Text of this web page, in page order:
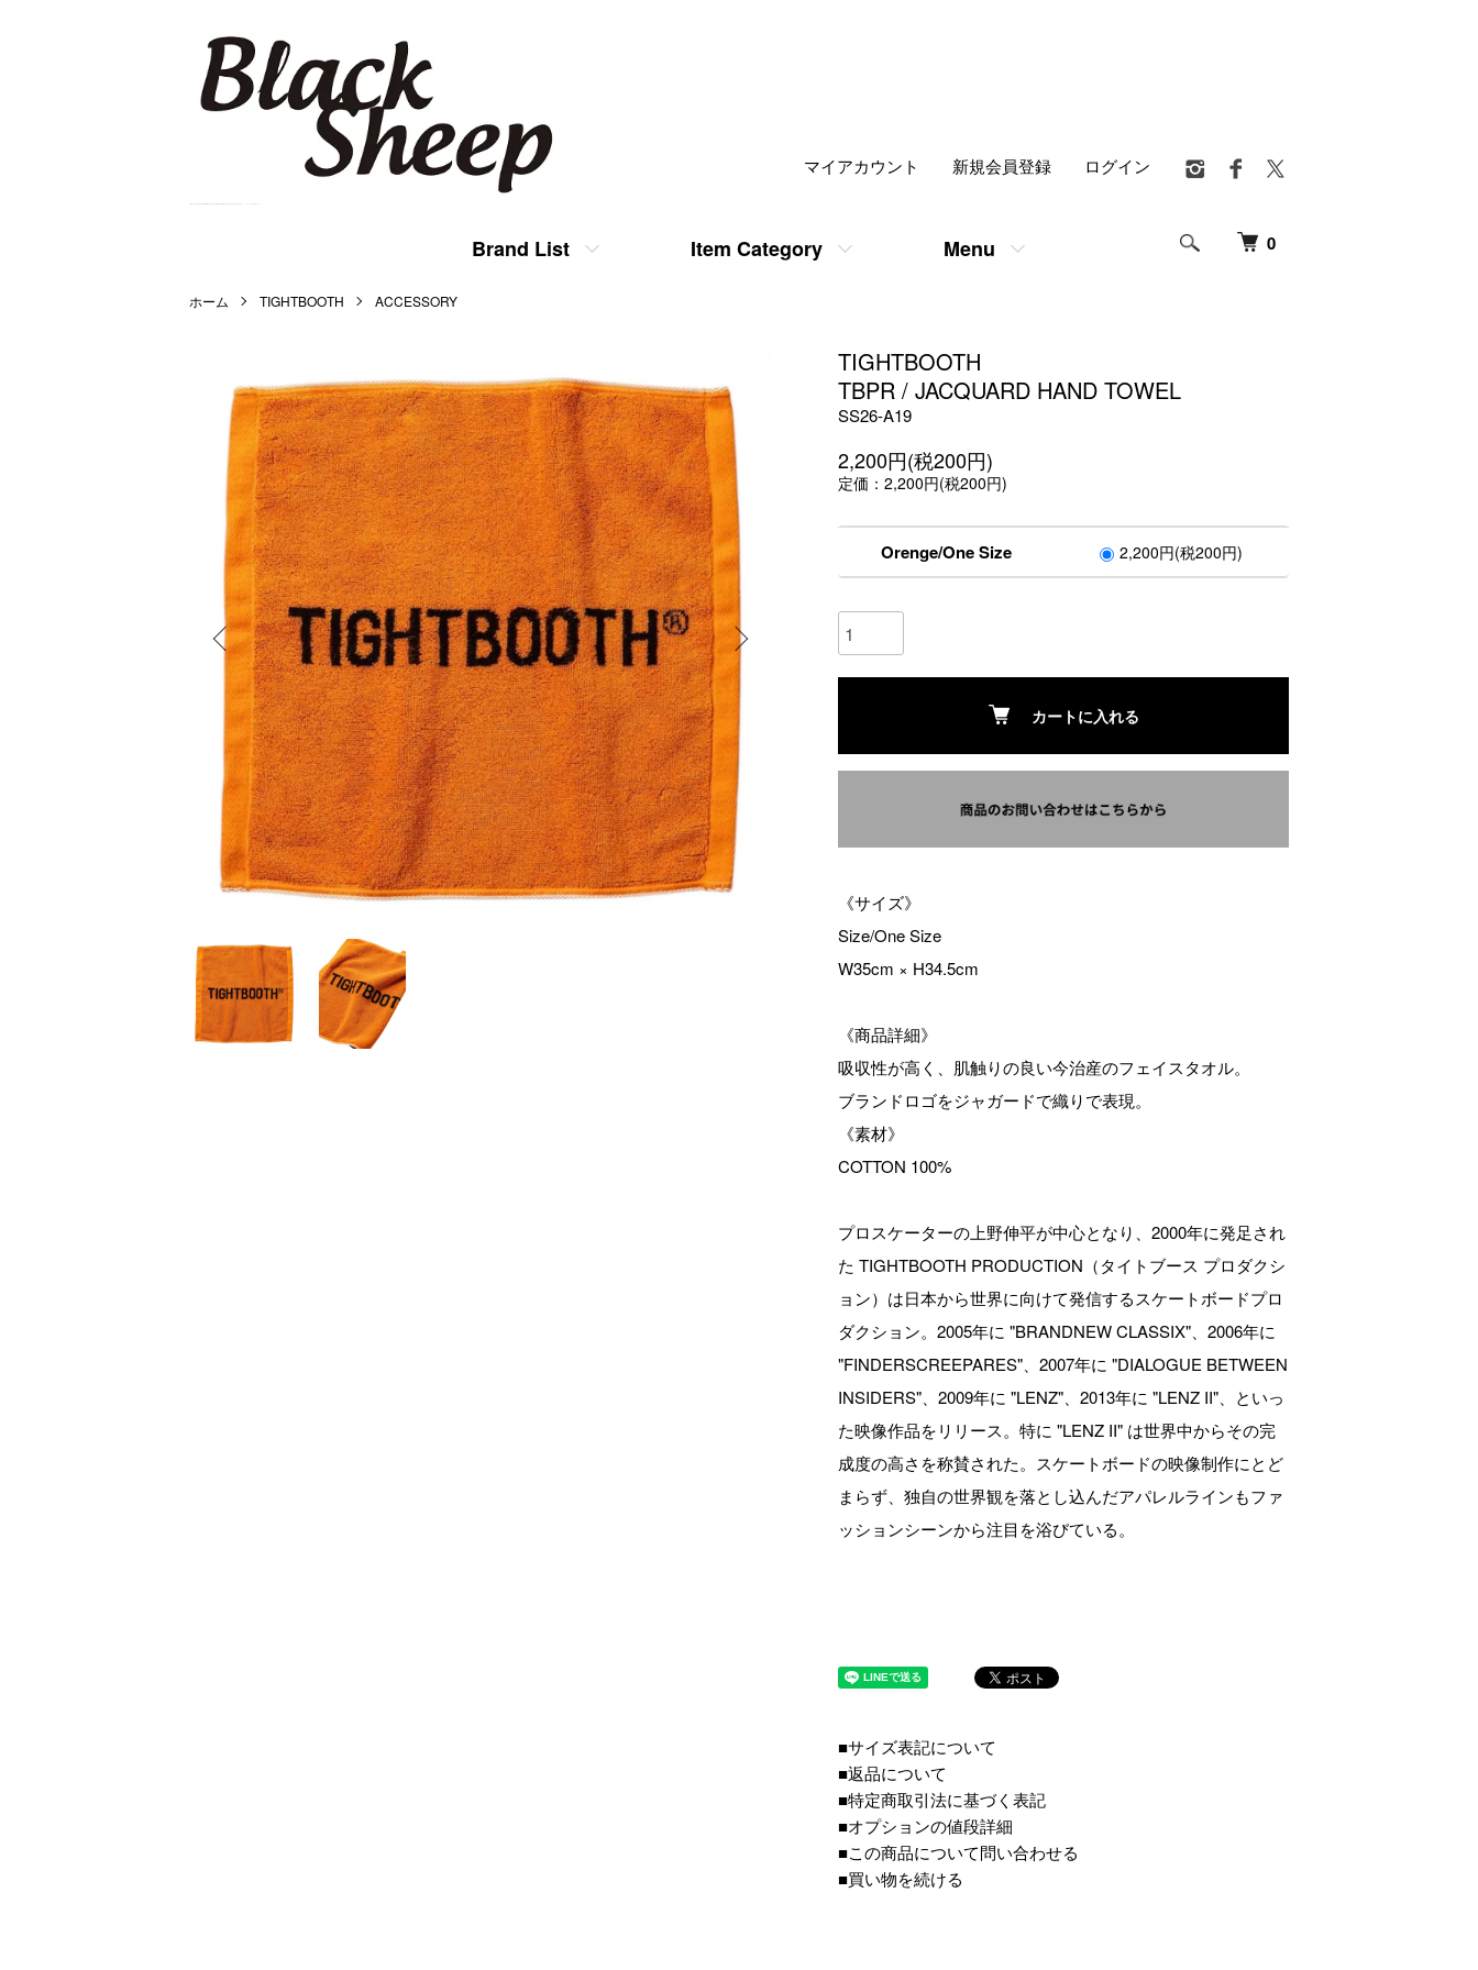
0
Brand List Item Category Menu
マイアカウント 新規会員登録 ログイン
ホーム TIGHTBOOTH ACCESSORY
TIGHTBOOTH
TBPR / JACQUARD HAND TOWEL
SS26-A19
2,200円(税200円)
定価：2,200円(税200円)
Orenge/One Size 2,200円(税200円)
カートに入れる
《サイズ》
Size/One Size
W35cm × H34.5cm
《商品詳細》
吸収性が高く、肌触りの良い今治産のフェイスタオル。
ブランドロゴをジャガードで織りで表現。
《素材》
COTTON 100%
プロスケーターの上野伸平が中心となり、2000年に発足され
た TIGHTBOOTH PRODUCTION（タイトブース プロダクシ
ョン）は日本から世界に向けて発信するスケートボードプロ
ダクション。2005年に "BRANDNEW CLASSIX"、2006年に
"FINDERSCREEPARES"、2007年に "DIALOGUE BETWEEN
INSIDERS"、2009年に "LENZ"、2013年に "LENZ II"、といっ
た映像作品をリリース。特に "LENZ II" は世界中からその完
成度の高さを称賛された。スケートボードの映像制作にとど
まらず、独自の世界観を落とし込んだアパレルラインもファ
ッションシーンから注目を浴びている。
■サイズ表記について
■返品について
■特定商取引法に基づく表記
■オプションの値段詳細
■この商品について問い合わせる
■買い物を続ける